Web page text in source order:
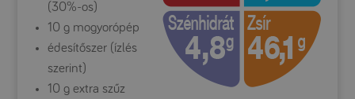
(30%-os)
10 g mogyorópép
édesítőszer (ízlés
szerint)
10 g extra szűz